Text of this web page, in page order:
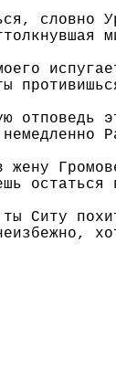
словно
отповедь
жену
Ситу